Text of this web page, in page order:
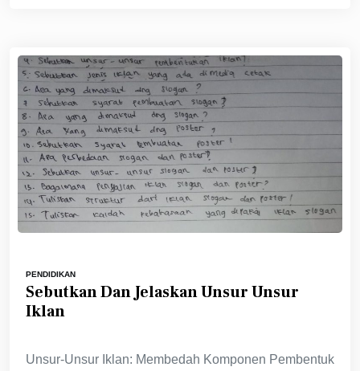
PENDIDIKAN
Sebutkan Dan Jelaskan Unsur Unsur
Iklan
Unsur-Unsur Iklan: Membedah Komponen Pembentuk